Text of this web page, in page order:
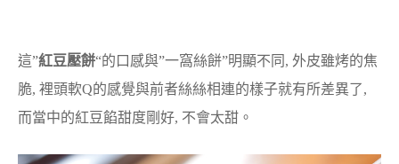
這”紅豆壓餅“的口感與”一窩絲餅”明顯不同, 外皮雖烤的焦
脆, 裡頭軟Q的感覺與前者絲絲相連的樣子就有所差異了,
而當中的紅豆餡甜度剛好, 不會太甜。